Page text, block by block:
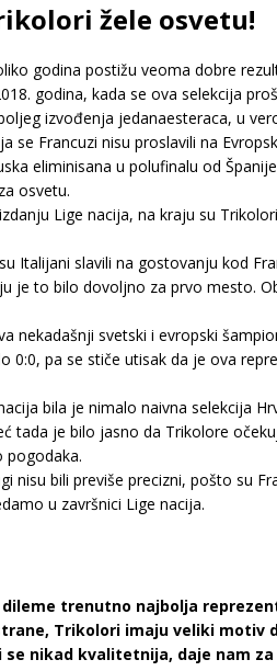
žele osvetu!
godina postižu veoma dobre
godina, kada se ova selekcija
izvođenja jedanaesteraca, u
se Francuzi nisu proslavili na
eliminisana u polufinalu od
osvetu.
Lige nacija, na kraju su
Italijani slavili na gostovanju kod
je to bilo dovoljno za prvo mesto.
nekadašnji svetski i evropski
0:0, pa se stiče utisak da je ova
bila je nimalo naivna selekcija
tada je bilo jasno da Trikolore
pogodaka.
nisu bili previše precizni, pošto su
u završnici Lige nacija.
trenutno najbolja
Trikolori imaju veliki motiv
nikad kvalitetnija, daje nam